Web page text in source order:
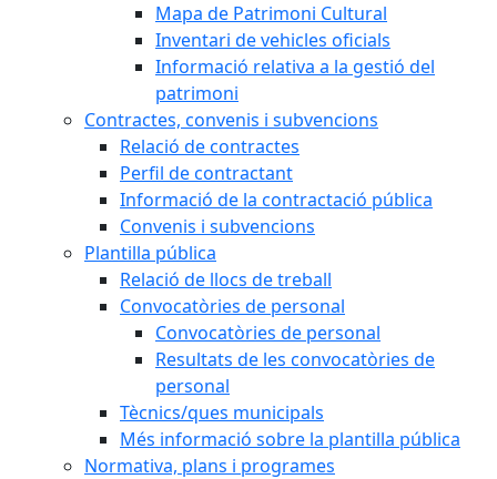
Mapa de Patrimoni Cultural
Inventari de vehicles oficials
Informació relativa a la gestió del
patrimoni
Contractes, convenis i subvencions
Relació de contractes
Perfil de contractant
Informació de la contractació pública
Convenis i subvencions
Plantilla pública
Relació de llocs de treball
Convocatòries de personal
Convocatòries de personal
Resultats de les convocatòries de
personal
Tècnics/ques municipals
Més informació sobre la plantilla pública
Normativa, plans i programes